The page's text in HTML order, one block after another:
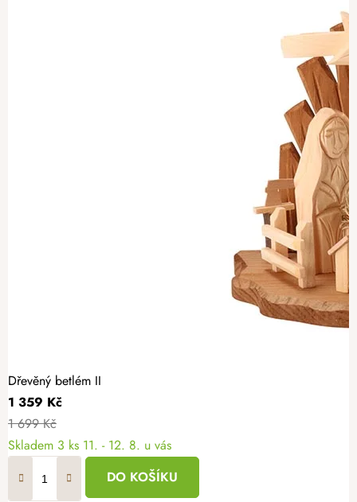
Dřevěný betlém II
1 359 Kč
1 699 Kč
Skladem 3 ks 11. - 12. 8. u vás
DO KOŠÍKU